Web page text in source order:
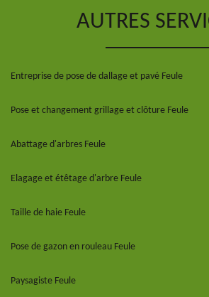
AUTRES
Entreprise de pose de dallage et pavé Feule
Pose et changement grillage et clôture Feule
Abattage d'arbres Feule
Elagage et étêtage d'arbre Feule
Taille de haie Feule
Pose de gazon en rouleau Feule
Paysagiste Feule